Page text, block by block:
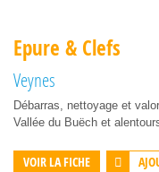
Epure & Clefs
Veynes
Débarras, nettoyage et
Vallée du Buëch et
VOIR LA FICHE